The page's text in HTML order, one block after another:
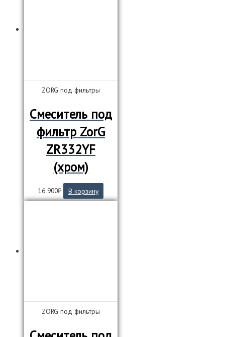
ZORG под фильтры
Смеситель под
фильтр ZorG
ZR332YF
(хром)
16 900₽ В корзину
ZORG под фильтры